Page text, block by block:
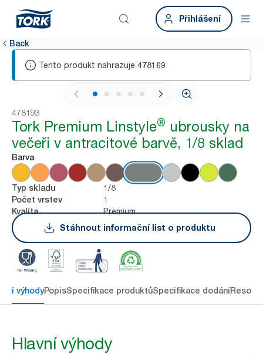
Přihlášení
Back
Tento produkt nahrazuje 478169
1 / 5
478193
Tork Premium Linstyle® ubrousky na
večeři v antracitové barvě, 1/8 sklad
Barva
Typ skladu 1/8
Počet vrstev 1
Kvalita
Premium
Stáhnout informační list o produktu
výhodyPopisSpecifikace produktůSpecifikace dodání
Hlavní výhody